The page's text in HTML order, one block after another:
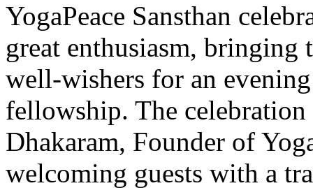
YogaPeace Sansthan
great enthusiasm, bringing
well-wishers for an
fellowship. The
Dhakaram, Founder of
welcoming guests with a